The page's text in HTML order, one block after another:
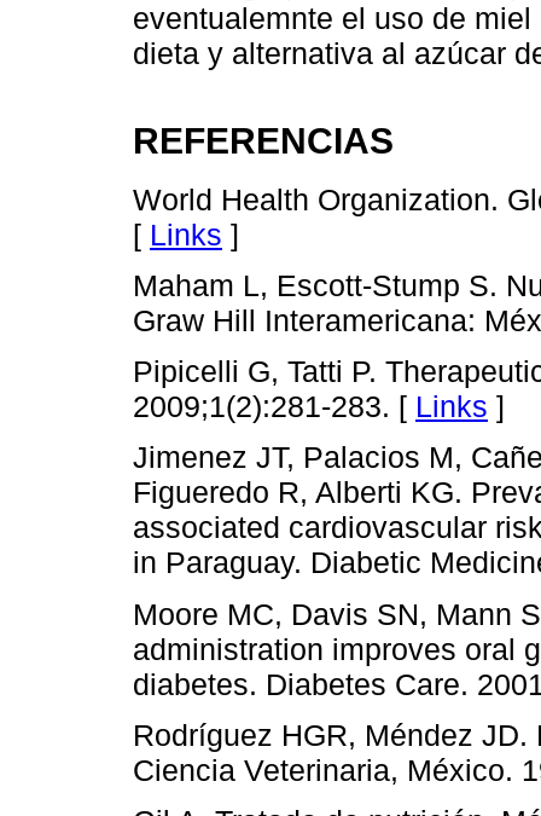
eventualemnte el uso de
dieta y alternativa al azúcar
REFERENCIAS
World Health Organization.
[ Links ]
Maham L, Escott-Stump S.
Graw Hill Interamericana:
Pipicelli G, Tatti P.
2009;1(2):281-283. [ Links ]
Jimenez JT, Palacios M,
Figueredo R, Alberti KG.
associated cardiovascular
in Paraguay. Diabetic
Moore MC, Davis SN, Mann
administration improves oral
diabetes. Diabetes Care.
Rodríguez HGR, Méndez
Ciencia Veterinaria, México.